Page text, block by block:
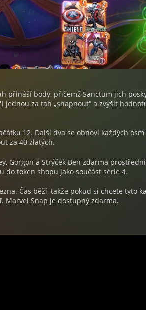
přináší body, přičemž Sanctum jich
za tah „snapnout“ a zvýšit
12. Další dva se obnoví každých
za 40 zlatých.
Gorgon a Strýček Ben zdarma
do token shopu jako součást série 4.
Čas běží, takže pokud si chcete tyto
Marvel Snap je dostupný zdarma.